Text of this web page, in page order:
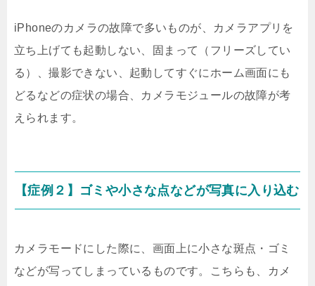
iPhoneのカメラの故障で多いものが、カメラアプリを
立ち上げても起動しない、固まって（フリーズしてい
る）、撮影できない、起動してすぐにホーム画面にも
どるなどの症状の場合、カメラモジュールの故障が考
えられます。
【症例２】ゴミや小さな点などが写真に入り込む
カメラモードにした際に、画面上に小さな斑点・ゴミ
などが写ってしまっているものです。こちらも、カメ